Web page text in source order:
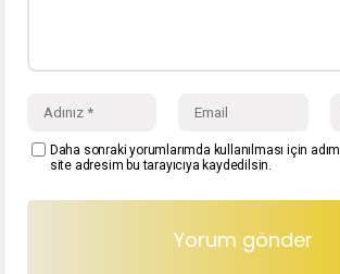
Daha sonraki yorumlarımda kullanılması için
site adresim bu tarayıcıya kaydedilsin.